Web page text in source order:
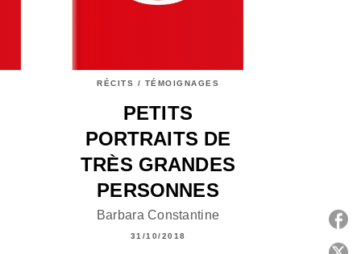
RÉCITS / TÉMOIGNAGES
PETITS
PORTRAITS DE
TRÈS GRANDES
PERSONNES
Barbara Constantine
31/10/2018